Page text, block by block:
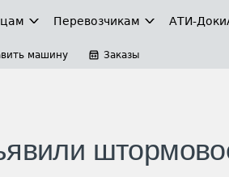
Перевозчикам АТИ-Доки
машину Заказы